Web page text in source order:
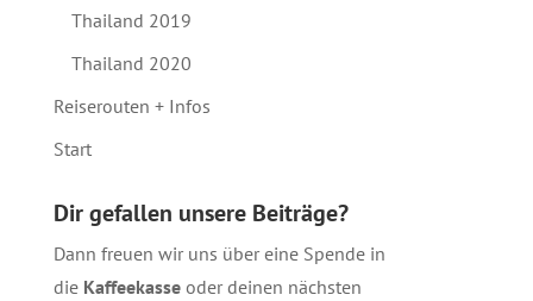
Thailand 2019
Thailand 2020
Reiserouten + Infos
Start
Dir gefallen unsere Beiträge?
Dann freuen wir uns über eine Spende in
die Kaffeekasseoder deinen nächsten